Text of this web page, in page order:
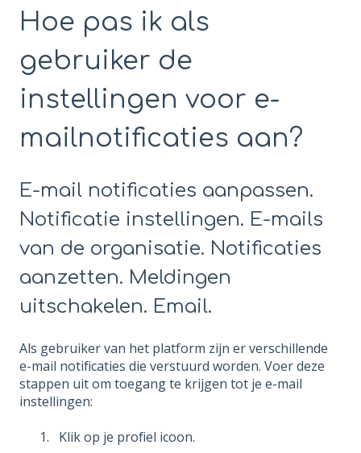
Hoe pas ik als
gebruiker de
instellingen voor e-
mailnotificaties aan?
E-mail notificaties aanpassen.
Notificatie instellingen. E-mails
van de organisatie. Notificaties
aanzetten. Meldingen
uitschakelen. Email.
Als gebruiker van het platform zijn er verschillende
e-mail notificaties die verstuurd worden. Voer deze
stappen uit om toegang te krijgen tot je e-mail
instellingen:
Klik op je profiel icoon.